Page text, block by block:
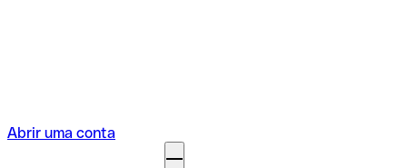
Abrir uma conta